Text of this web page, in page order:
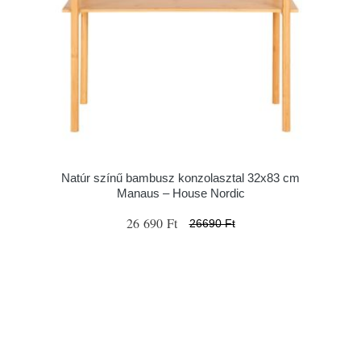
Natúr színű bambusz konzolasztal 32x83 cm
Manaus – House Nordic
26 690 Ft 26690 Ft